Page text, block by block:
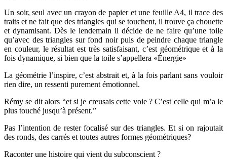
Un soir, seul avec un crayon de papier et une feuille A4, il trace des
traits et ne fait que des triangles qui se touchent, il trouve ça chouette
et dynamisant. Dès le lendemain il décide de ne faire qu’une toile
qu’avec des triangles sur fond noir puis de peindre chaque triangle
en couleur, le résultat est très satisfaisant, c’est géométrique et à la
fois dynamique, si bien que la toile s’appellera «Énergie»
La géométrie l’inspire, c’est abstrait et, à la fois parlant sans vouloir
rien dire, un ressenti purement émotionnel.
Rémy se dit alors “et si je creusais cette voie ? C’est celle qui m’a le
plus touché jusqu’à présent.”
Pas l’intention de rester focalisé sur des triangles. Et si on rajoutait
des ronds, des carrés et toutes autres formes géométriques?
Raconter une histoire qui vient du subconscient ?